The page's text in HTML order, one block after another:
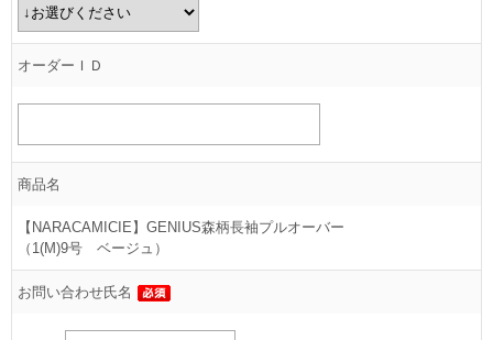
オーダーＩＤ
商品名
【NARACAMICIE】GENIUS森柄長袖プルオーバー
（1(M)9号 ベージュ）
お問い合わせ氏名